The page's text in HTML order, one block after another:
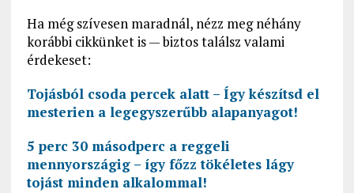
Ha még szívesen maradnál, nézz meg néhány
korábbi cikkünket is — biztos találsz valami
érdekeset:
Tojásból csoda percek alatt – Így készítsd el
mesterien a legegyszerűbb alapanyagot!
5 perc 30 másodperc a reggeli
mennyországig – így főzz tökéletes lágy
tojást minden alkalommal!